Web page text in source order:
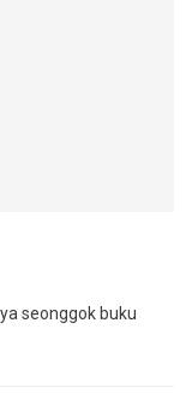
seonggok buku